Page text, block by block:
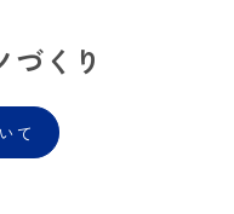
づくり
て